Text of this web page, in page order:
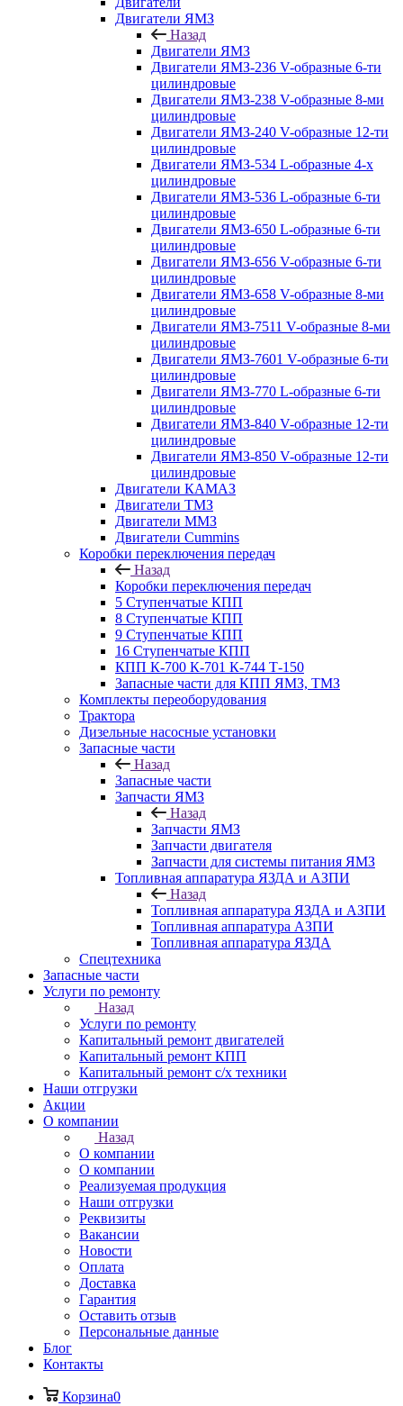
Двигатели ЯМЗ
Назад
Двигатели ЯМЗ
Двигатели ЯМЗ-236 V-образные 6-ти
цилиндровые
Двигатели ЯМЗ-238 V-образные 8-ми
цилиндровые
Двигатели ЯМЗ-240 V-образные 12-ти
цилиндровые
Двигатели ЯМЗ-534 L-образные 4-х
цилиндровые
Двигатели ЯМЗ-536 L-образные 6-ти
цилиндровые
Двигатели ЯМЗ-650 L-образные 6-ти
цилиндровые
Двигатели ЯМЗ-656 V-образные 6-ти
цилиндровые
Двигатели ЯМЗ-658 V-образные 8-ми
цилиндровые
Двигатели ЯМЗ-7511 V-образные 8-ми
цилиндровые
Двигатели ЯМЗ-7601 V-образные 6-ти
цилиндровые
Двигатели ЯМЗ-770 L-образные 6-ти
цилиндровые
Двигатели ЯМЗ-840 V-образные 12-ти
цилиндровые
Двигатели ЯМЗ-850 V-образные 12-ти
цилиндровые
Двигатели КАМАЗ
Двигатели ТМЗ
Двигатели ММЗ
Двигатели Cummins
Коробки переключения передач
Назад
Коробки переключения передач
5 Ступенчатые КПП
8 Ступенчатые КПП
9 Ступенчатые КПП
16 Ступенчатые КПП
КПП К-700 К-701 К-744 Т-150
Запасные части для КПП ЯМЗ, ТМЗ
Комплекты переоборудования
Трактора
Дизельные насосные установки
Запасные части
Назад
Запасные части
Запчасти ЯМЗ
Назад
Запчасти ЯМЗ
Запчасти двигателя
Запчасти для системы питания ЯМЗ
Топливная аппаратура ЯЗДА и АЗПИ
Назад
Топливная аппаратура ЯЗДА и АЗПИ
Топливная аппаратура АЗПИ
Топливная аппаратура ЯЗДА
Спецтехника
Запасные части
Услуги по ремонту
Назад
Услуги по ремонту
Капитальный ремонт двигателей
Капитальный ремонт КПП
Капитальный ремонт с/х техники
Наши отгрузки
Акции
О компании
Назад
О компании
О компании
Реализуемая продукция
Наши отгрузки
Реквизиты
Вакансии
Новости
Оплата
Доставка
Гарантия
Оставить отзыв
Персональные данные
Блог
Контакты
Корзина0